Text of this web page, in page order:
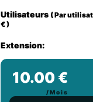
Utilisateurs ( Par
€ )
Extension:
10.00 €
/Mois